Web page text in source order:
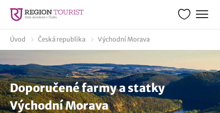
Úvod Česká republika Východní Morava
Doporučené farmy a statky
Východní Morava